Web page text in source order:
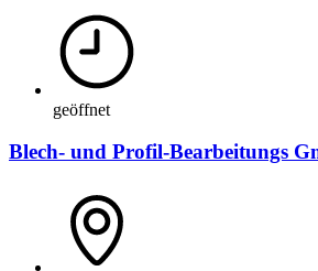
geöffnet
Blech- und Profil-Bearbeitungs